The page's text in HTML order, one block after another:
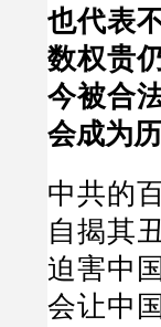
也代表
数权贵
今被合
会成为
中共的
自揭其
迫害中
会让中